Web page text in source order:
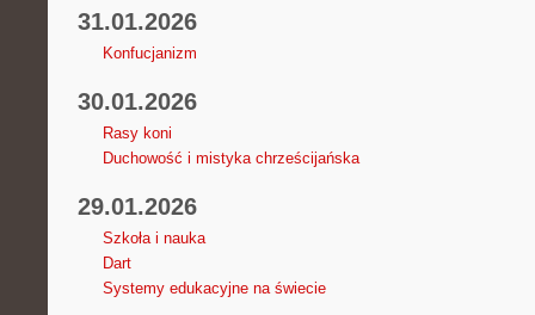
31.01.2026
Konfucjanizm
30.01.2026
Rasy koni
Duchowość i mistyka chrześcijańska
29.01.2026
Szkoła i nauka
Dart
Systemy edukacyjne na świecie